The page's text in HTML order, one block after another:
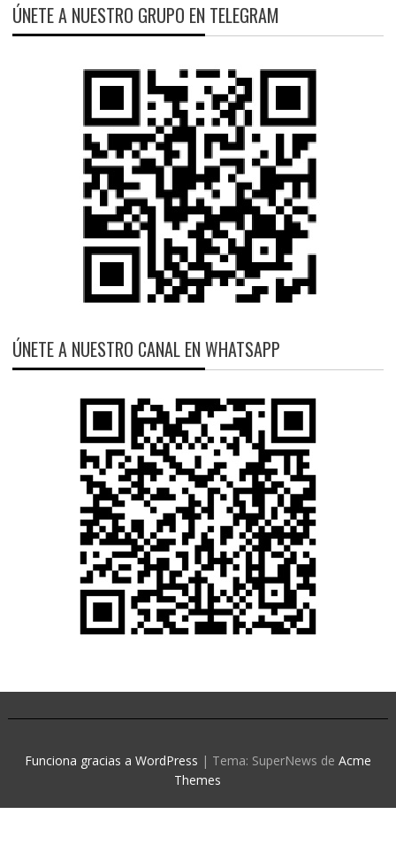
ÚNETE A NUESTRO GRUPO EN TELEGRAM
ÚNETE A NUESTRO CANAL EN WHATSAPP
Funciona gracias a WordPress | Tema: SuperNews de Acme
Themes